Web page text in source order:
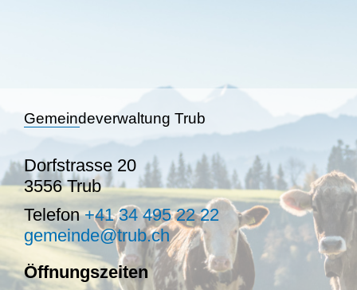
Gemeindeverwaltung Trub
Dorfstrasse 20
3556 Trub
Telefon+41 34 495 22 22
gemeinde@trub.ch
Öffnungszeiten